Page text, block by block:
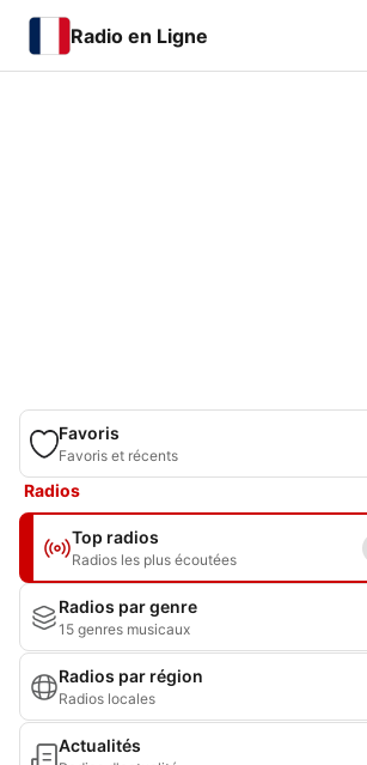
Radio en Ligne
Favoris
Favoris et récents
Radios
Top radios
Radios les plus écoutées
Radios par genre
15 genres musicaux
Radios par région
Radios locales
Actualités